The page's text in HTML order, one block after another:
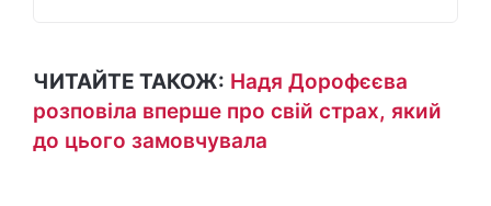
ЧИТАЙТЕ ТАКОЖ: Надя Дорофєєва
розповіла вперше про свій страх, який
до цього замовчувала